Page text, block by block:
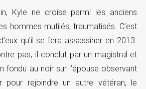
Kyle ne croise parmi les anciens
hommes mutilés, traumatisés. C’est
qu’il se fera assassiner en 2013.
pas, il conclut par un magistral et
fondu au noir sur l’épouse observant
pour rejoindre un autre vétéran, le